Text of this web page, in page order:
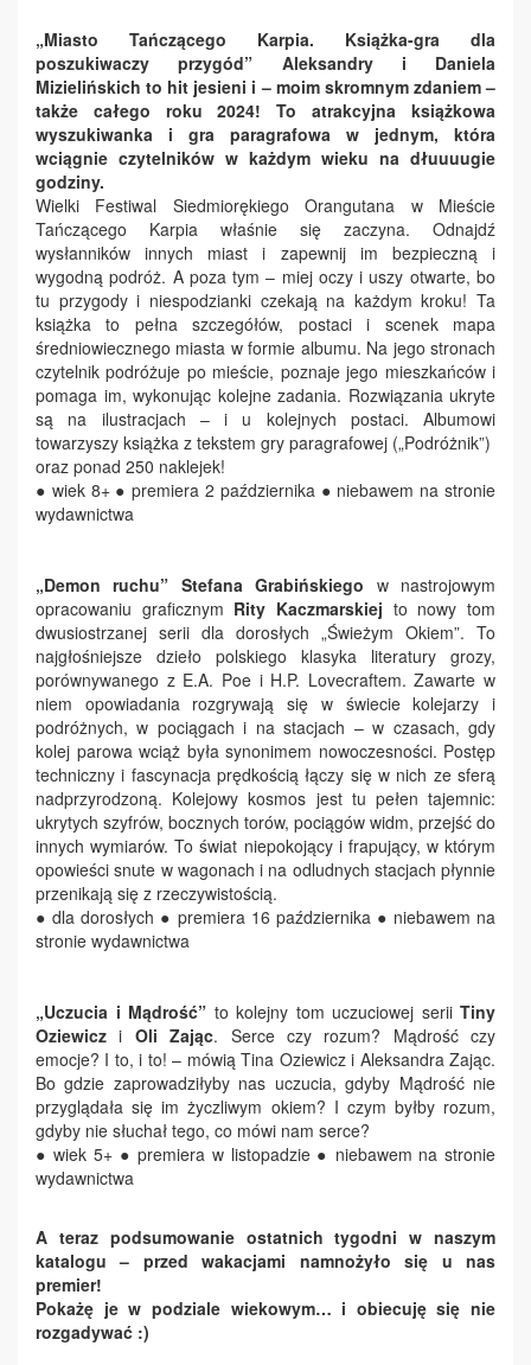
„Miasto Tańczącego Karpia. Książka-gra dla
poszukiwaczy przygód” Aleksandry i Daniela
Mizielińskichto hit jesieni i – moim skromnym zdaniem –
także całego roku 2024!
To atrakcyjna książkowa
wyszukiwanka i gra paragrafowa w jednym, która
wciągnie czytelników w każdym wieku na dłuuuugie
godziny.
Wielki Festiwal Siedmiorękiego Orangutana w Mieście
Tańczącego Karpia właśnie się zaczyna. Odnajdź
wysłanników innych miast i zapewnij im bezpieczną i
wygodną podróż. A poza tym – miej oczy i uszy otwarte, bo
tu przygody i niespodzianki czekają na każdym kroku! Ta
książka to pełna szczegółów, postaci i scenek mapa
średniowiecznego miasta w formie albumu. Na jego stronach
czytelnik podróżuje po mieście, poznaje jego mieszkańców i
pomaga im, wykonując kolejne zadania. Rozwiązania ukryte
są na ilustracjach – i u kolejnych postaci. Albumowi
towarzyszy książka z tekstem gry paragrafowej („Podróżnik”)
oraz ponad 250 naklejek!
● wiek 8+ ● premiera 2 października ● niebawem na stronie
wydawnictwa
„Demon ruchu” Stefana Grabińskiego w nastrojowym
opracowaniu graficznym Rity Kaczmarskiej to nowy tom
dwusiostrzanej serii dla dorosłych „Świeżym Okiem”. To
najgłośniejsze dzieło polskiego klasyka literatury grozy,
porównywanego z E.A. Poe i H.P. Lovecraftem. Zawarte w
niem opowiadania rozgrywają się w świecie kolejarzy i
podróżnych, w pociągach i na stacjach – w czasach, gdy
kolej parowa wciąż była synonimem nowoczesności. Postęp
techniczny i fascynacja prędkością łączy się w nich ze sferą
nadprzyrodzoną. Kolejowy kosmos jest tu pełen tajemnic:
ukrytych szyfrów, bocznych torów, pociągów widm, przejść do
innych wymiarów. To świat niepokojący i frapujący, w którym
opowieści snute w wagonach i na odludnych stacjach płynnie
przenikają się z rzeczywistością.
● dla dorosłych ● premiera 16 października ● niebawem na
stronie wydawnictwa
„Uczucia i Mądrość” to kolejny tom uczuciowej seriiTiny
Oziewiczi Oli Zając. Serce czy rozum? Mądrość czy
emocje? I to, i to! – mówią Tina Oziewicz i Aleksandra Zając.
Bo gdzie zaprowadziłyby nas uczucia, gdyby Mądrość nie
przyglądała się im życzliwym okiem? I czym byłby rozum,
gdyby nie słuchał tego, co mówi nam serce?
● wiek 5+ ● premiera w listopadzie ● niebawem na stronie
wydawnictwa
A teraz podsumowanie ostatnich tygodni w naszym
katalogu– przed wakacjami namnożyło się u nas
premier!
Pokażę je w podziale wiekowym… i obiecuję się nie
rozgadywać :)